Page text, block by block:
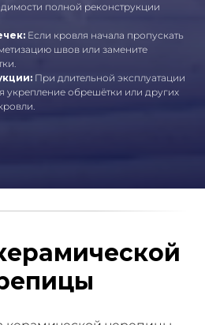
полной реконструкции
Если кровля начала пропускать
швов или замените
При длительной эксплуатации
укрепление обрешётки или других